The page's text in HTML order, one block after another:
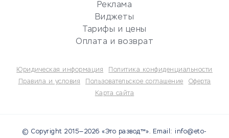
Потребительские кредиты
Реклама
Виджеты
Тарифы и цены
Оплата и возврат
Юридическая информация
Политика конфиденциальности
Правила и условия
Пользовательское соглашение
Оферта
Карта сайта
© Copyright 2015—2026 «Это развод™». Email: info@eto-